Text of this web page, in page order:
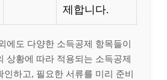
제합니다.
에도 다양한 소득공제 항목들이
상황에 따라 적용되는 소득공제
하고, 필요한 서류를 미리 준비